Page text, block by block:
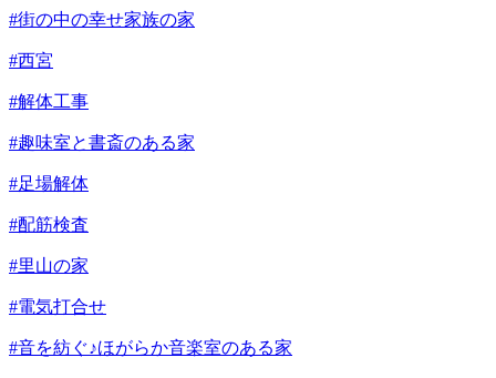
#街の中の幸せ家族の家
#西宮
#解体工事
#趣味室と書斎のある家
#足場解体
#配筋検査
#里山の家
#電気打合せ
#音を紡ぐ♪ほがらか音楽室のある家